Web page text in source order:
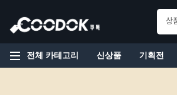
전체 카테고리 신상품 기획전